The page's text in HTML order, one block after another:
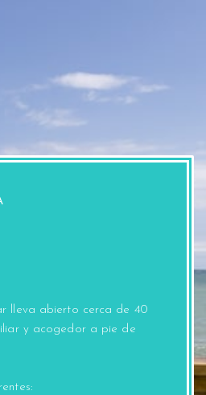
lleva abierto cerca de 40
y acogedor a pie de